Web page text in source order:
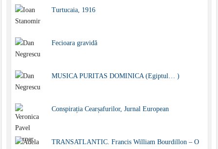
Turtucaia, 1916
Fecioara gravidă
MUSICA PURITAS DOMINICA (Egiptul… )
Conspirația Cearșafurilor, Jurnal European
TRANSATLANTIC. Francis William Bourdillon – O